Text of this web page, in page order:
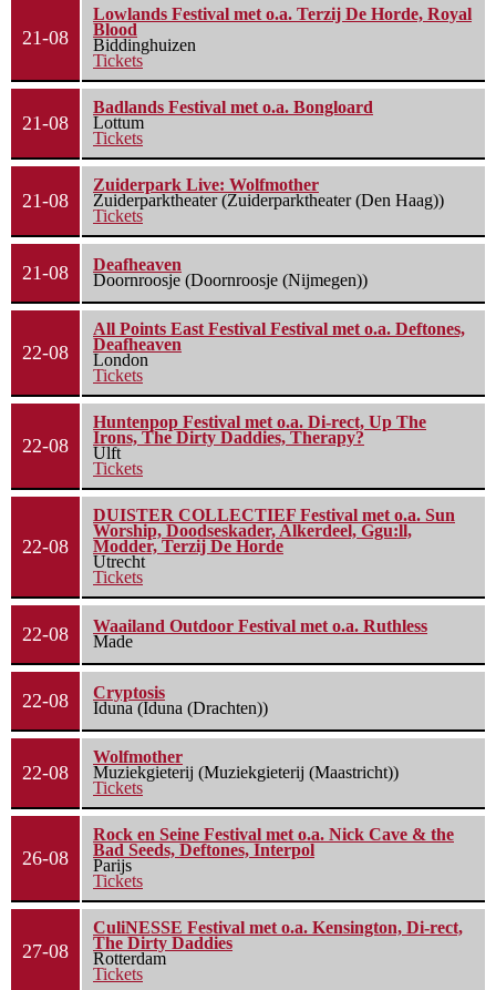
21-08
Lowlands Festival met o.a. Terzij De Horde, Royal
Blood
Biddinghuizen
Tickets
21-08
Badlands Festival met o.a. Bongloard
Lottum
Tickets
21-08
Zuiderpark Live: Wolfmother
Zuiderparktheater (Zuiderparktheater (Den Haag))
Tickets
21-08
Deafheaven
Doornroosje (Doornroosje (Nijmegen))
22-08
All Points East Festival Festival met o.a. Deftones,
Deafheaven
London
Tickets
22-08
Huntenpop Festival met o.a. Di-rect, Up The
Irons, The Dirty Daddies, Therapy?
Ulft
Tickets
22-08
DUISTER COLLECTIEF Festival met o.a. Sun
Worship, Doodseskader, Alkerdeel, Ggu:ll,
Modder, Terzij De Horde
Utrecht
Tickets
22-08
Waailand Outdoor Festival met o.a. Ruthless
Made
22-08
Cryptosis
Iduna (Iduna (Drachten))
22-08
Wolfmother
Muziekgieterij (Muziekgieterij (Maastricht))
Tickets
26-08
Rock en Seine Festival met o.a. Nick Cave & the
Bad Seeds, Deftones, Interpol
Parijs
Tickets
27-08
CuliNESSE Festival met o.a. Kensington, Di-rect,
The Dirty Daddies
Rotterdam
Tickets